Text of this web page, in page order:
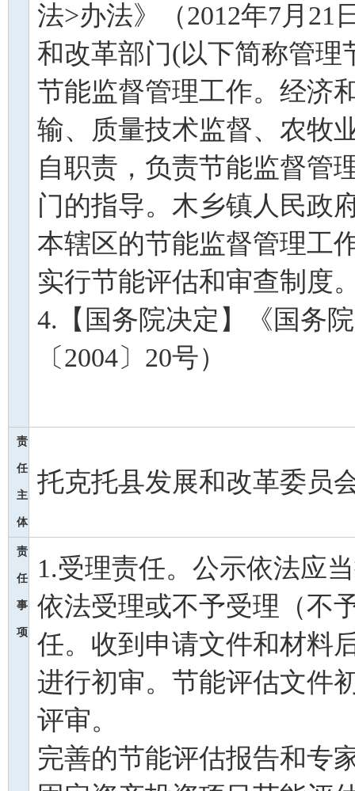
法>办法》（2012年7月21
和改革部门(以下简称管
节能监督管理工作。经济
输、质量技术监督、农牧
自职责，负责节能监督管
门的指导。木乡镇人民政
本辖区的节能监督管理工
实行节能评估和审查制度
4.【国务院决定】《国务
〔2004〕20号）
责
任
主
体
托克托县发展和改革委员
责
任
事
项
1.受理责任。公示依法应
依法受理或不予受理（
任。收到申请文件和材料
进行初审。节能评估文件
评审。 3.决
完善的节能评估报告和专